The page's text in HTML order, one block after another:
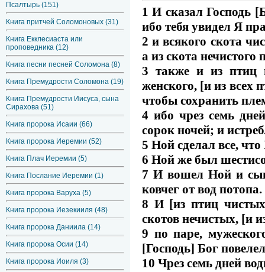
Псалтырь (151)
Книга притчей Соломоновых (31)
Книга Екклесиаста или
проповедника (12)
Книга песни песней Соломона (8)
Книга Премудрости Соломона (19)
Книга Премудрости Иисуса, сына
Сирахова (51)
Книга пророка Исаии (66)
Книга пророка Иеремии (52)
Книга Плач Иеремии (5)
Книга Послание Иеремии (1)
Книга пророка Варуха (5)
Книга пророка Иезекииля (48)
Книга пророка Даниила (14)
Книга пророка Осии (14)
Книга пророка Иоиля (3)
1 И сказал Господь
ибо тебя увидел Я
2 и всякого скота
а из скота
3 также и из птиц
женского, [и из всех
чтобы сохранить
4 ибо чрез семь
сорок ночей; и
5 Ной сделал все,
6 Ной же был
7 И вошел Ной и
ковчег от вод потопа.
8 И [из птиц
скотов нечистых, [и
9 по паре,
[Господь] Бог
10 Чрез семь дней